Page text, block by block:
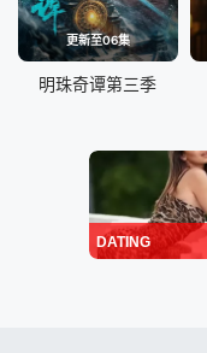
更新至06集
明珠奇谭第三季
DATING